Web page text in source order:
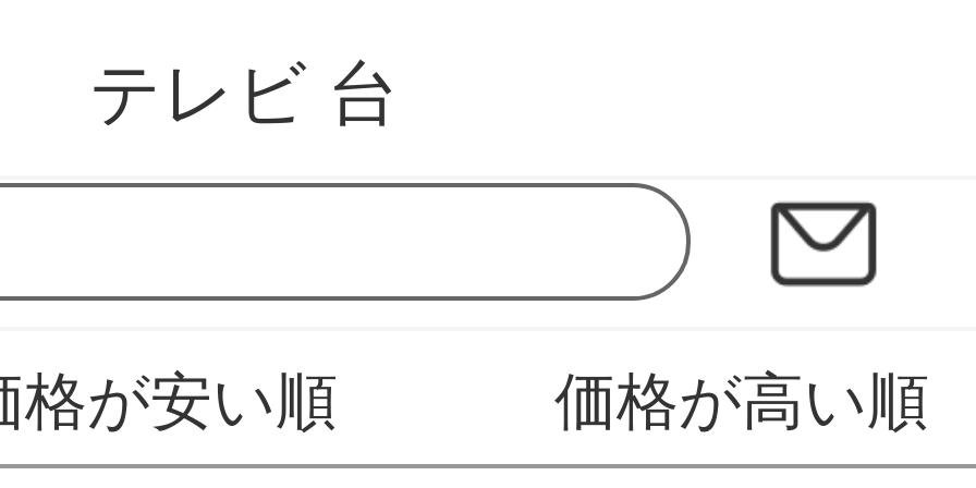
華やか家具
テレビ 台
格が安い順 価格が高い順